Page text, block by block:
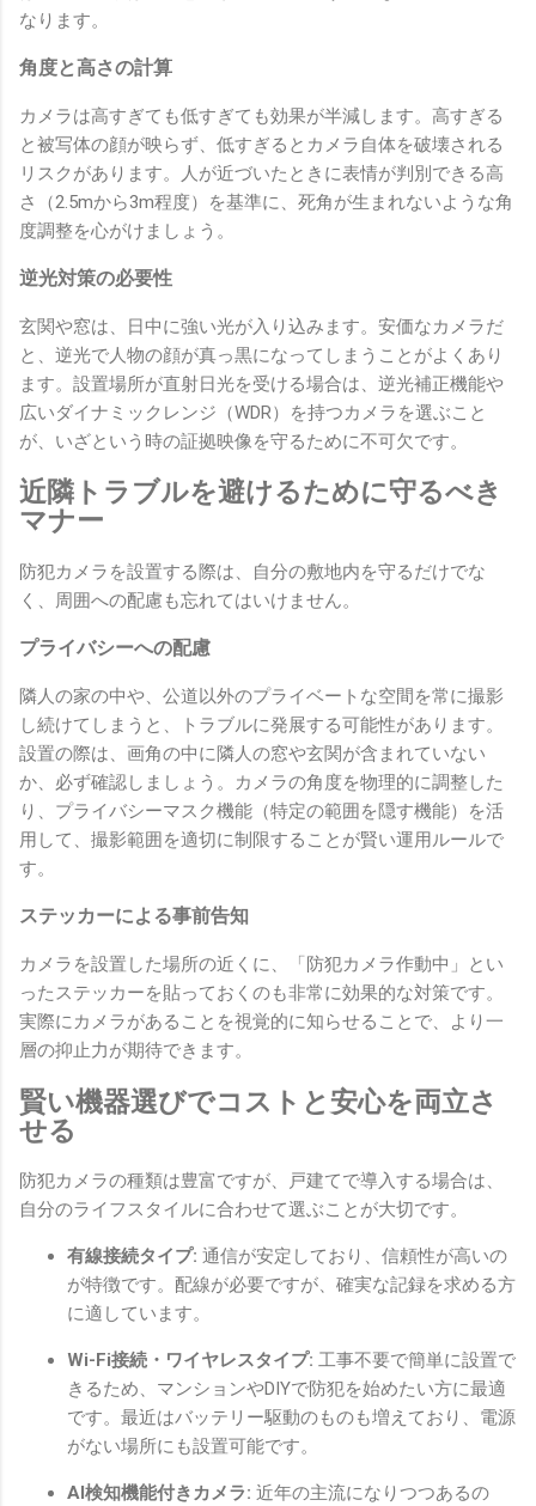
なります。
角度と高さの計算
カメラは高すぎても低すぎても効果が半減します。高すぎる
と被写体の顔が映らず、低すぎるとカメラ自体を破壊される
リスクがあります。人が近づいたときに表情が判別できる高
さ（2.5mから3m程度）を基準に、死角が生まれないような角
度調整を心がけましょう。
逆光対策の必要性
玄関や窓は、日中に強い光が入り込みます。安価なカメラだ
と、逆光で人物の顔が真っ黒になってしまうことがよくあり
ます。設置場所が直射日光を受ける場合は、逆光補正機能や
広いダイナミックレンジ（WDR）を持つカメラを選ぶこと
が、いざという時の証拠映像を守るために不可欠です。
近隣トラブルを避けるために守るべき
マナー
防犯カメラを設置する際は、自分の敷地内を守るだけでな
く、周囲への配慮も忘れてはいけません。
プライバシーへの配慮
隣人の家の中や、公道以外のプライベートな空間を常に撮影
し続けてしまうと、トラブルに発展する可能性があります。
設置の際は、画角の中に隣人の窓や玄関が含まれていない
か、必ず確認しましょう。カメラの角度を物理的に調整した
り、プライバシーマスク機能（特定の範囲を隠す機能）を活
用して、撮影範囲を適切に制限することが賢い運用ルールで
す。
ステッカーによる事前告知
カメラを設置した場所の近くに、「防犯カメラ作動中」とい
ったステッカーを貼っておくのも非常に効果的な対策です。
実際にカメラがあることを視覚的に知らせることで、より一
層の抑止力が期待できます。
賢い機器選びでコストと安心を両立さ
せる
防犯カメラの種類は豊富ですが、戸建てで導入する場合は、
自分のライフスタイルに合わせて選ぶことが大切です。
有線接続タイプ: 通信が安定しており、信頼性が高いの
が特徴です。配線が必要ですが、確実な記録を求める方
に適しています。
Wi-Fi接続・ワイヤレスタイプ: 工事不要で簡単に設置で
きるため、マンションやDIYで防犯を始めたい方に最適
です。最近はバッテリー駆動のものも増えており、電源
がない場所にも設置可能です。
AI検知機能付きカメラ: 近年の主流になりつつあるの